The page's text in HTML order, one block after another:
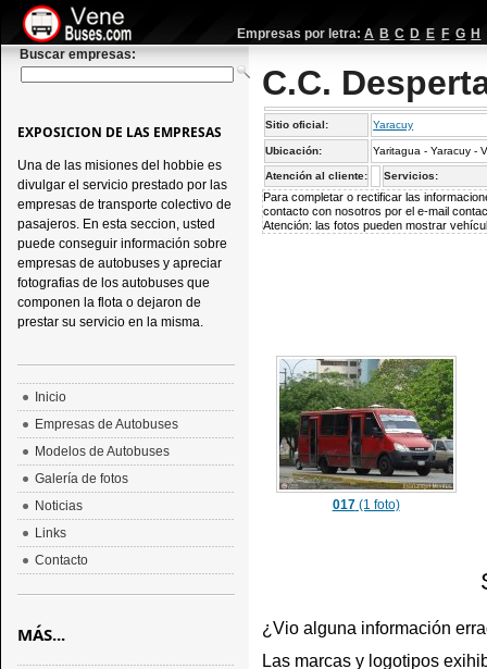
Empresas por letra: A B C D E F G H
Buscar empresas:
C.C.
Sitio oficial: Yaracuy
Ubicación: Yaritagua - Yaracuy -
Atención al cliente: Servicios:
Para completar o rectificar las
contacto con nosotros por el e-mail
Atención: las fotos pueden mostrar
017(1 foto)
¿Vio alguna información
Las marcas y logotipos
EXPOSICION DE LAS EMPRESAS
Una de las misiones del hobbie es
divulgar el servicio prestado por las
empresas de transporte colectivo de
pasajeros. En esta seccion, usted
puede conseguir información sobre
empresas de autobuses y apreciar
fotografias de los autobuses que
componen la flota o dejaron de
prestar su servicio en la misma.
Inicio
Empresas de Autobuses
Modelos de Autobuses
Galería de fotos
Noticias
Links
Contacto
MÁS...